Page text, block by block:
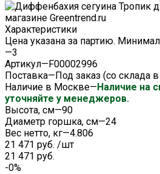
Характеристики
Цена указана за партию.
—3
Артикул—F00002996
Поставка—Под заказ (со склада
Наличие в Москве—Наличие на
уточняйте у менеджеров.
Высота, см—90
Диаметр горшка, см—24
Вес нетто, кг—4.806
21 471 руб. /шт
21 471 руб.
-0%